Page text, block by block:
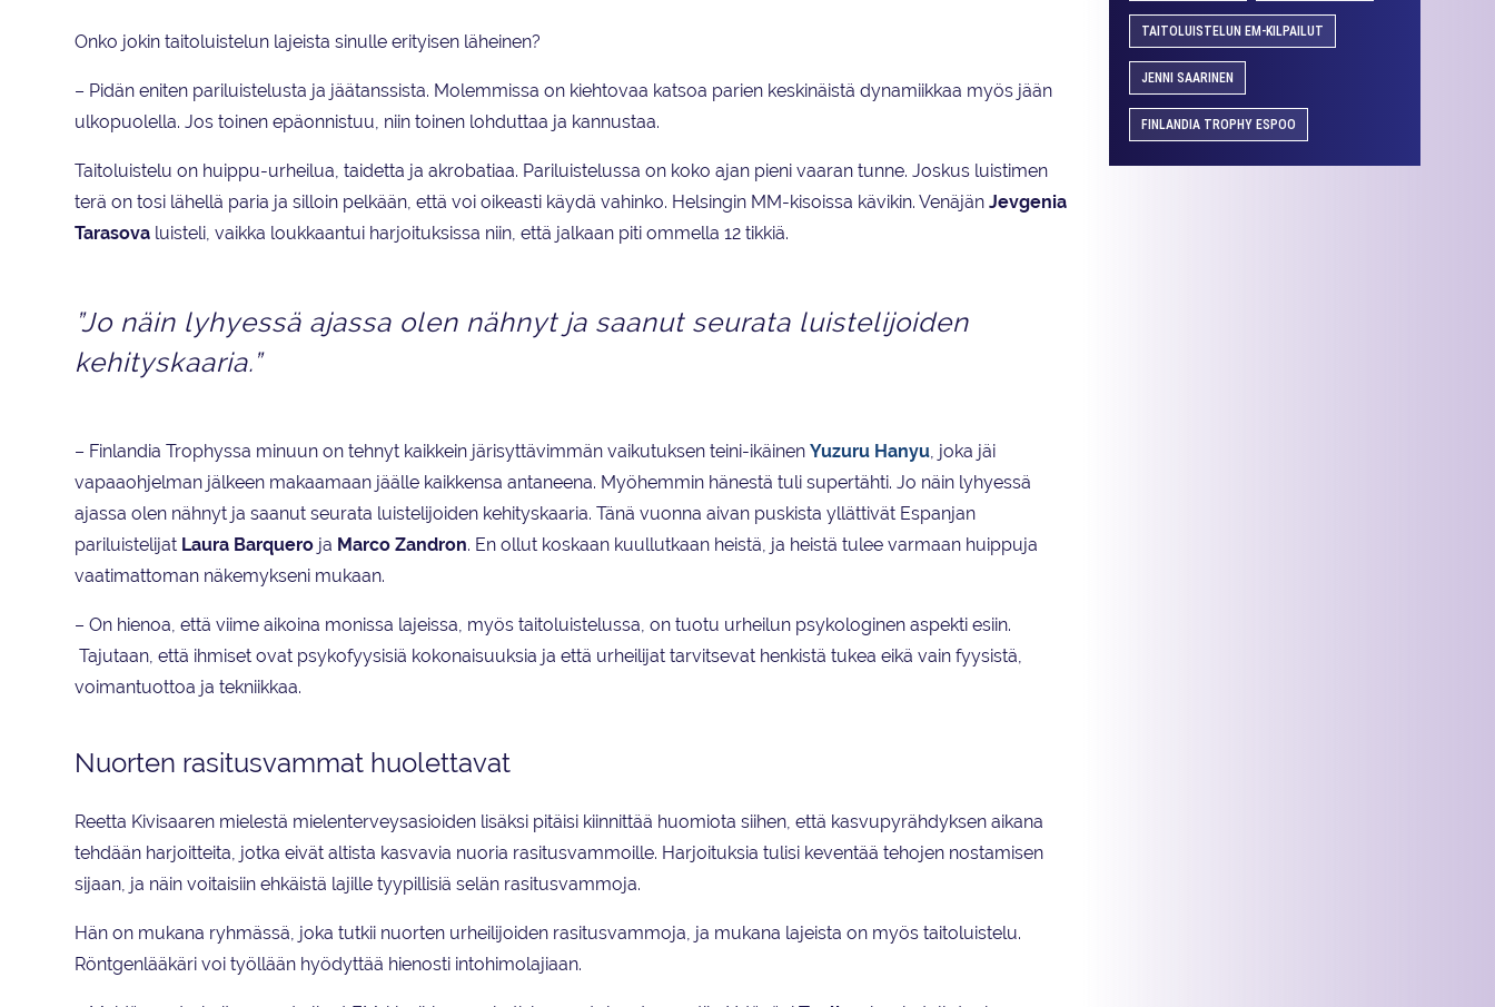
Onko jokin taitoluistelun lajeista sinulle erityisen läheinen?
– Pidän eniten pariluistelusta ja jäätanssista. Molemmissa on kiehtovaa katsoa parien keskinäistä dynamiikkaa myös jään
ulkopuolella. Jos toinen epäonnistuu, niin toinen lohduttaa ja kannustaa.
Taitoluistelu on huippu-urheilua, taidetta ja akrobatiaa. Pariluistelussa on koko ajan pieni vaaran tunne. Joskus luistimen
terä on tosi lähellä paria ja silloin pelkään, että voi oikeasti käydä vahinko. Helsingin MM-kisoissa kävikin. Venäjän Jevgenia
Tarasova luisteli, vaikka loukkaantui harjoituksissa niin, että jalkaan piti ommella 12 tikkiä.
”Jo näin lyhyessä ajassa olen nähnyt ja saanut seurata luistelijoiden
kehityskaaria.”
– Finlandia Trophyssa minuun on tehnyt kaikkein järisyttävimmän vaikutuksen teini-ikäinen Yuzuru Hanyu, joka jäi
vapaaohjelman jälkeen makaamaan jäälle kaikkensa antaneena. Myöhemmin hänestä tuli supertähti. Jo näin lyhyessä
ajassa olen nähnyt ja saanut seurata luistelijoiden kehityskaaria. Tänä vuonna aivan puskista yllättivät Espanjan
pariluistelijat Laura Barquero ja Marco Zandron. En ollut koskaan kuullutkaan heistä, ja heistä tulee varmaan huippuja
vaatimattoman näkemykseni mukaan.
– On hienoa, että viime aikoina monissa lajeissa, myös taitoluistelussa, on tuotu urheilun psykologinen aspekti esiin.
Tajutaan, että ihmiset ovat psykofyysisiä kokonaisuuksia ja että urheilijat tarvitsevat henkistä tukea eikä vain fyysistä,
voimantuottoa ja tekniikkaa.
Nuorten rasitusvammat huolettavat
Reetta Kivisaaren mielestä mielenterveysasioiden lisäksi pitäisi kiinnittää huomiota siihen, että kasvupyrähdyksen aikana
tehdään harjoitteita, jotka eivät altista kasvavia nuoria rasitusvammoille. Harjoituksia tulisi keventää tehojen nostamisen
sijaan, ja näin voitaisiin ehkäistä lajille tyypillisiä selän rasitusvammoja.
Hän on mukana ryhmässä, joka tutkii nuorten urheilijoiden rasitusvammoja, ja mukana lajeista on myös taitoluistelu.
Röntgenlääkäri voi työllään hyödyttää hienosti intohimolajiaan.
TAITOLUISTELUN EM-KILPAILUT
JENNI SAARINEN
FINLANDIA TROPHY ESPOO